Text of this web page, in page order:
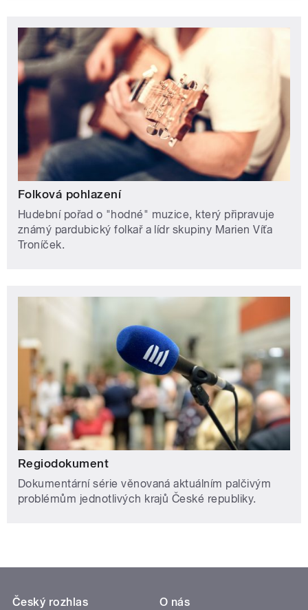
Folková pohlazení
Hudební pořad o "hodné" muzice, který připravuje
známý pardubický folkař a lídr skupiny Marien Víťa
Troníček.
Regiodokument
Dokumentární série věnovaná aktuálním palčivým
problémům jednotlivých krajů České republiky.
Český rozhlas
O nás